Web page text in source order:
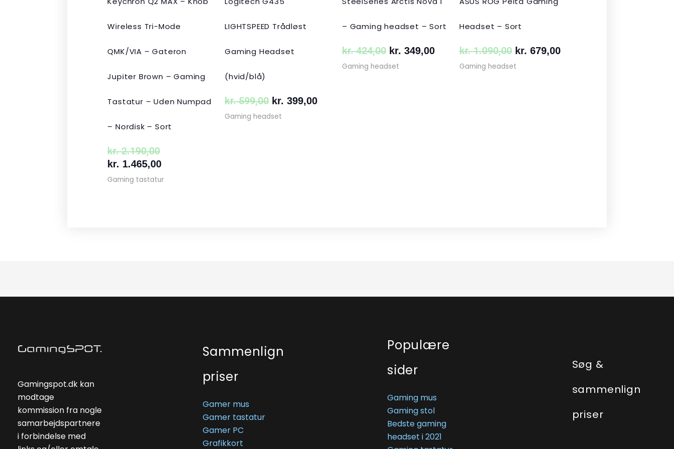
Wireless Tri-Mode
QMK/VIA – Gateron
Jupiter Brown – Gaming
Tastatur – Uden Numpad
– Nordisk – Sort
kr.2.190,00
kr. 1.465,00
Gaming tastatur
LIGHTSPEED Trådløst
Gaming Headset
(hvid/blå)
kr.599,00 kr. 399,00
Gaming headset
– Gaming headset – Sort
kr.424,00 kr. 349,00
Gaming headset
Headset – Sort
kr.1.090,00 kr. 679,00
Gaming headset
Gamingspot.dk kan
modtage
kommission fra nogle
samarbejdspartnere
i forbindelse med
Sammenlign
priser
Gamer mus
Gamer tastatur
Gamer PC
Grafikkort
Populære
sider
Gaming mus
Gaming stol
Bedste gaming
headset i 2021
Søg &
sammenlign
priser